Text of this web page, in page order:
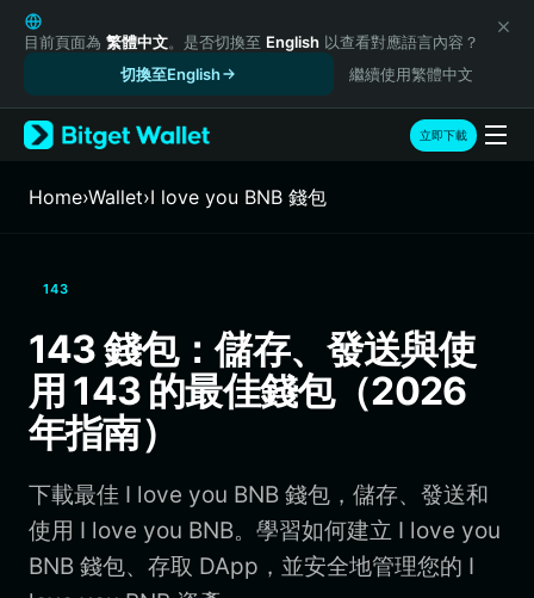
English
日本語
Русский
Español (Latinoamérica)
Türkçe
Italiano
繁體中文
Português (Portugal)
Bahasa Indonesia
ภาษาไทย
हिन्दी
Português (Brasil)
Español (Argentina)
目前頁面為 繁體中文。是否切換至 English 以查看對應語言內容？
切換至English
繼續使用繁體中文
立即下載
Home›Wallet›I love you BNB 錢包
143
143 錢包：儲存、發送與使
用 143 的最佳錢包（2026
年指南）
下載最佳 I love you BNB 錢包，儲存、發送和
使用 I love you BNB。學習如何建立 I love you
BNB 錢包、存取 DApp，並安全地管理您的 I